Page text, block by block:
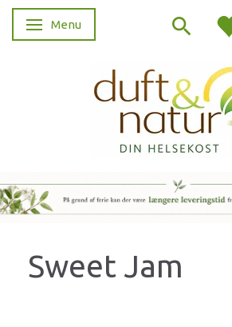
Skifte navigation
Menu
Sweet Jam